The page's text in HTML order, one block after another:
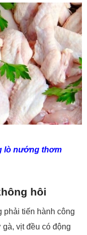
lò nướng thơm
hôi
tiến hành công
vịt đều có động